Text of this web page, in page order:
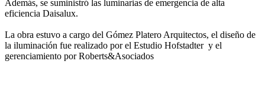
Además, se suministró las luminarias de emergencia de alta
eficiencia Daisalux.
La obra estuvo a cargo del Gómez Platero Arquitectos, el diseño de
la iluminación fue realizado por el Estudio Hofstadter y el
gerenciamiento por Roberts&Asociados